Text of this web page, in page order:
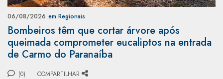
06/08/2026 em Regionais
Bombeiros têm que cortar árvore após
queimada comprometer eucaliptos na entrada
de Carmo do Paranaíba
(0) COMPARTILHAR